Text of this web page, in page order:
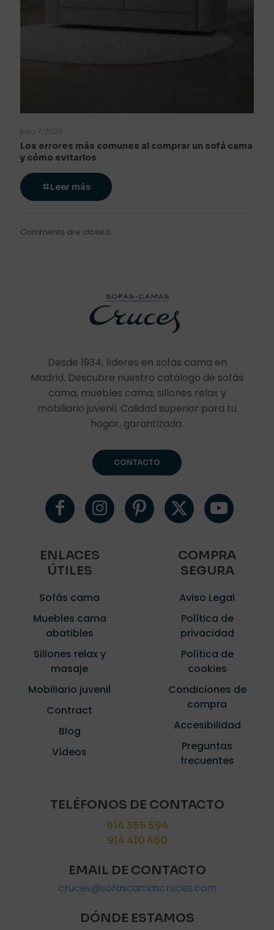
julio 7, 2026
Los errores más comunes al comprar un sofá cama
y cómo evitarlos
Leer más
Comments are closed.
Desde 1934, líderes en sofás cama en
Madrid. Descubre nuestro catálogo de sofás
cama, muebles cama, sillones relax y
mobiliario juvenil. Calidad superior para tu
hogar, garantizada.
CONTACTO
ENLACES
ÚTILES
Sofás cama
Muebles cama
abatibles
Sillones relax y
masaje
Mobiliario juvenil
Contract
Blog
Vídeos
COMPRA
SEGURA
Aviso Legal
Política de
privacidad
Política de
cookies
Condiciones de
compra
Accesibilidad
Preguntas
frecuentes
TELÉFONOS DE CONTACTO
914 355 594
914 410 460
EMAIL DE CONTACTO
cruces@sofascamascruces.com
DÓNDE ESTAMOS